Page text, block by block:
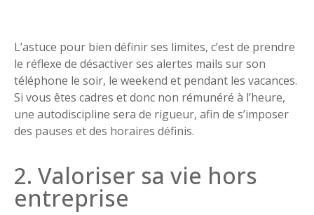
L’astuce pour bien définir ses limites, c’est de prendre
le réflexe de désactiver ses alertes mails sur son
téléphone le soir, le weekend et pendant les vacances.
Si vous êtes cadres et donc non rémunéré à l’heure,
une autodiscipline sera de rigueur, afin de s’imposer
des pauses et des horaires définis.
2. Valoriser sa vie hors
entreprise